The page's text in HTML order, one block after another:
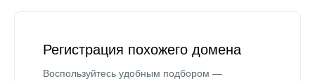
Регистрация похожего домена
Воспользуйтесь удобным подбором —